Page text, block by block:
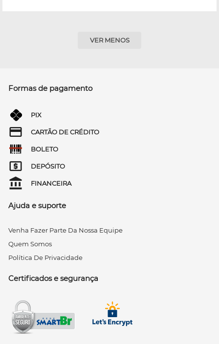
VER MENOS
Formas de pagamento
PIX
CARTÃO DE CRÉDITO
BOLETO
DEPÓSITO
FINANCEIRA
Ajuda e suporte
Venha Fazer Parte Da Nossa Equipe
Quem Somos
Política De Privacidade
Certificados e segurança